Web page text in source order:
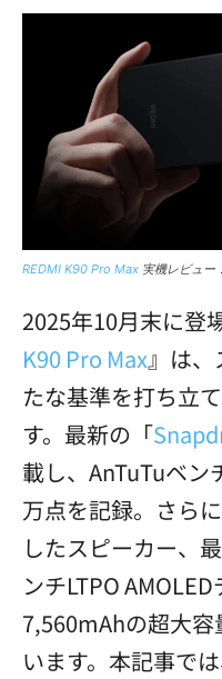
REDMI K90 Pro Max 実機レビュー
2025年10月末に登
K90 Pro Max』は、
たな基準を打ち立
す。最新の「
載し、AnTuTuベン
万点を記録。さら
したスピーカー、
ンチLTPO
7,560mAhの超大
います。本記事で